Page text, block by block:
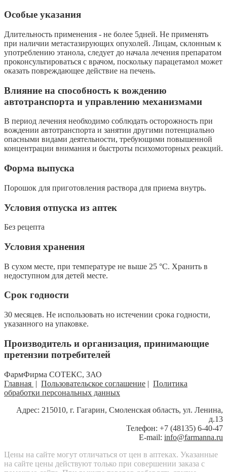
Особые указания
Длительность применения - не более 5дней. Не применять
при наличии метастазирующих опухолей. Лицам, склонным к
употреблению этанола, следует до начала лечения препаратом
проконсультироваться с врачом, поскольку парацетамол может
оказать повреждающее действие на печень.
Влияние на способность к вождению
автотранспорта и управлению механизмами
В период лечения необходимо соблюдать осторожность при
вождении автотранспорта и занятии другими потенциально
опасными видами деятельности, требующими повышенной
концентрации внимания и быстроты психомоторных реакций.
Форма выпуска
Порошок для приготовления раствора для приема внутрь.
Условия отпуска из аптек
Без рецепта
Условия хранения
В сухом месте, при температуре не выше 25 °С. Хранить в
недоступном для детей месте.
Срок годности
30 месяцев. Не использовать но истечении срока годности,
указанного на упаковке.
Производитель и организация, принимающие
претензии потребителей
ФармФирма СОТЕКС, ЗАО
Главная | Пользовательское соглашение | Политика
обработки персональных данных
Адрес: 215010, г. Гагарин, Смоленская область, ул. Ленина,
д.13
Телефон: +7 (48135) 6-40-47
E-mail: info@farmanna.ru
Цены на сайте могут отличаться от цен в аптеках. Указанные
на сайте цены действуют только при совершении заказа с